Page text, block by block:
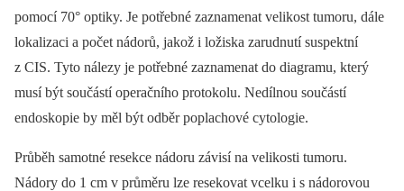
pomocí 70° optiky. Je potřebné zaznamenat velikost tumoru, dále
loka­lizaci a počet nádorů, jakož i ložiska zarudnutí suspektní
z CIS. Tyto nálezy je po­třebné zaznamenat do diagramu, který
musí být součástí operačního protokolu. Nedílnou součástí
endoskopie by měl být odběr poplachové cytologie.
Průběh samotné resekce nádoru závisí na velikosti tumoru.
Nádory do 1 cm v prů­měru lze resekovat vcelku i s nádorovou